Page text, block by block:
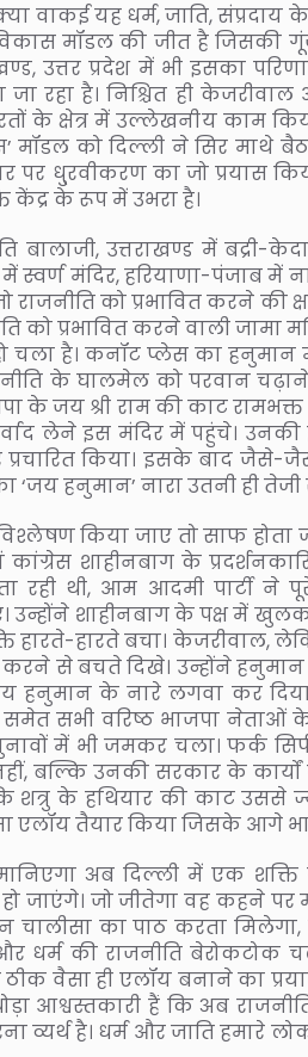
वाकई यह धर्म, जाति,
मॉडल की जीत है जिसकी
उत्तर प्रदेश में भी इसका
रहा है। निश्चित ही
के क्षेत्र में उल्लेखनीय काम
मॉडल को दिल्ली ने सिर माथे
पर धु्रवीकरण का जो प्रयास
के रूप में उभरा है।
बालाजी, उत्तराखण्ड में
मंदिर, हरियाणा-पंजाब में
को प्रभावित करने की
को प्रभावित करने वाली जामा
है। कनॉट प्लेस का हनुमान
के घालमेल को परवान
के जय श्री राम की काट
लेने इस मंदिर में पहुंचे। उनकी
किया। इसके बाद जैसे-
हनुमान’ नारा उतनी ही तेजी
किया जाए तो साफ होता
शाहीनबाग के
रही थी, आम आदमी पार्टी ने
शाहीनबाग के पक्ष में
हारते-हारते बचा। केजरीवाल,
से बचते दिखे। उन्होंने
हनुमान के नारे लगवा कर
सभी वरिष्ठ भाजपा नेताओं
में भी जमकर चला। फर्क
बल्कि उनकी सरकार के
के हथियार की काट उससे
एलॉय तैयार किया जिसके आगे
अब दिल्ली में एक शक्ति
जाएंगे। जो जीतेगा वह कहने
चालीसा का पाठ करता
धर्म की राजनीति बेरोकटोक
वैसा ही एलॉय बनाने का
आश्वस्तकारी हैं कि अब
व्यर्थ है। धर्म और जाति हमारे